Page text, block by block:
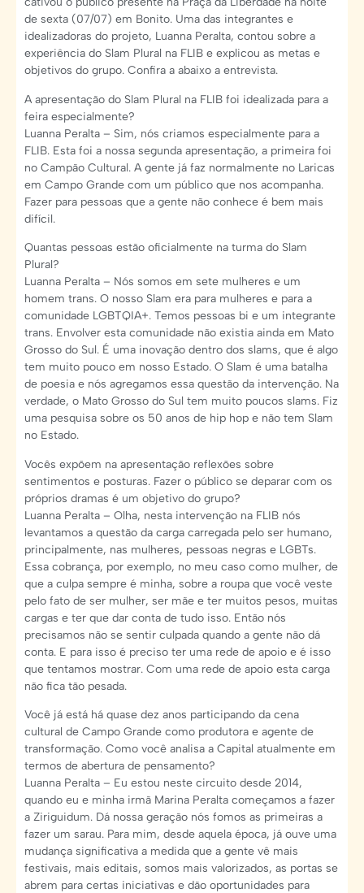
de sexta (07/07) em Bonito. Uma das integrantes e
idealizadoras do projeto, Luanna Peralta, contou sobre a
experiência do Slam Plural na FLIB e explicou as metas e
objetivos do grupo. Confira a abaixo a entrevista.
A apresentação do Slam Plural na FLIB foi idealizada para a
feira especialmente?
Luanna Peralta – Sim, nós criamos especialmente para a
FLIB. Esta foi a nossa segunda apresentação, a primeira foi
no Campão Cultural. A gente já faz normalmente no Laricas
em Campo Grande com um público que nos acompanha.
Fazer para pessoas que a gente não conhece é bem mais
difícil.
Quantas pessoas estão oficialmente na turma do Slam
Plural?
Luanna Peralta – Nós somos em sete mulheres e um
homem trans. O nosso Slam era para mulheres e para a
comunidade LGBTQIA+. Temos pessoas bi e um integrante
trans. Envolver esta comunidade não existia ainda em Mato
Grosso do Sul. É uma inovação dentro dos slams, que é algo
tem muito pouco em nosso Estado. O Slam é uma batalha
de poesia e nós agregamos essa questão da intervenção. Na
verdade, o Mato Grosso do Sul tem muito poucos slams. Fiz
uma pesquisa sobre os 50 anos de hip hop e não tem Slam
no Estado.
Vocês expõem na apresentação reflexões sobre
sentimentos e posturas. Fazer o público se deparar com os
próprios dramas é um objetivo do grupo?
Luanna Peralta – Olha, nesta intervenção na FLIB nós
levantamos a questão da carga carregada pelo ser humano,
principalmente, nas mulheres, pessoas negras e LGBTs.
Essa cobrança, por exemplo, no meu caso como mulher, de
que a culpa sempre é minha, sobre a roupa que você veste
pelo fato de ser mulher, ser mãe e ter muitos pesos, muitas
cargas e ter que dar conta de tudo isso. Então nós
precisamos não se sentir culpada quando a gente não dá
conta. E para isso é preciso ter uma rede de apoio e é isso
que tentamos mostrar. Com uma rede de apoio esta carga
não fica tão pesada.
Você já está há quase dez anos participando da cena
cultural de Campo Grande como produtora e agente de
transformação. Como você analisa a Capital atualmente em
termos de abertura de pensamento?
Luanna Peralta – Eu estou neste circuito desde 2014,
quando eu e minha irmã Marina Peralta começamos a fazer
a Ziriguidum. Dá nossa geração nós fomos as primeiras a
fazer um sarau. Para mim, desde aquela época, já ouve uma
mudança significativa a medida que a gente vê mais
festivais, mais editais, somos mais valorizados, as portas se
abrem para certas iniciativas e dão oportunidades para